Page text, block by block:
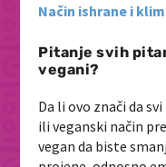
Način ishrane i
Pitanje svih
vegani?
Da li ovo znači da
ili veganski način
vegan da biste